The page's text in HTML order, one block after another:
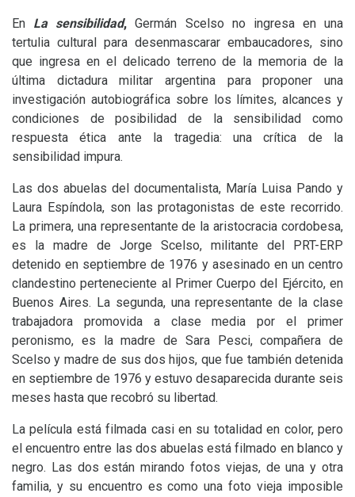
En La sensibilidad, Germán Scelso no ingresa en una
tertulia cultural para desenmascarar embaucadores, sino
que ingresa en el delicado terreno de la memoria de la
última dictadura militar argentina para proponer una
investigación autobiográfica sobre los límites, alcances y
condiciones de posibilidad de la sensibilidad como
respuesta ética ante la tragedia: una crítica de la
sensibilidad impura.
Las dos abuelas del documentalista, María Luisa Pando y
Laura Espíndola, son las protagonistas de este recorrido.
La primera, una representante de la aristocracia cordobesa,
es la madre de Jorge Scelso, militante del PRT-ERP
detenido en septiembre de 1976 y asesinado en un centro
clandestino perteneciente al Primer Cuerpo del Ejército, en
Buenos Aires. La segunda, una representante de la clase
trabajadora promovida a clase media por el primer
peronismo, es la madre de Sara Pesci, compañera de
Scelso y madre de sus dos hijos, que fue también detenida
en septiembre de 1976 y estuvo desaparecida durante seis
meses hasta que recobró su libertad.
La película está filmada casi en su totalidad en color, pero
el encuentro entre las dos abuelas está filmado en blanco y
negro. Las dos están mirando fotos viejas, de una y otra
familia, y su encuentro es como una foto vieja imposible